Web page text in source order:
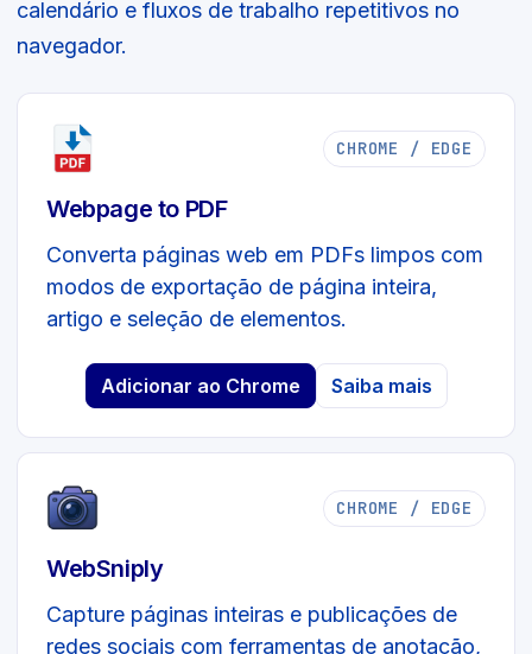
calendário e fluxos de trabalho repetitivos no
navegador.
CHROME / EDGE
Webpage to PDF
Converta páginas web em PDFs limpos com
modos de exportação de página inteira,
artigo e seleção de elementos.
Adicionar ao Chrome Saiba mais
CHROME / EDGE
WebSniply
Capture páginas inteiras e publicações de
redes sociais com ferramentas de anotação,